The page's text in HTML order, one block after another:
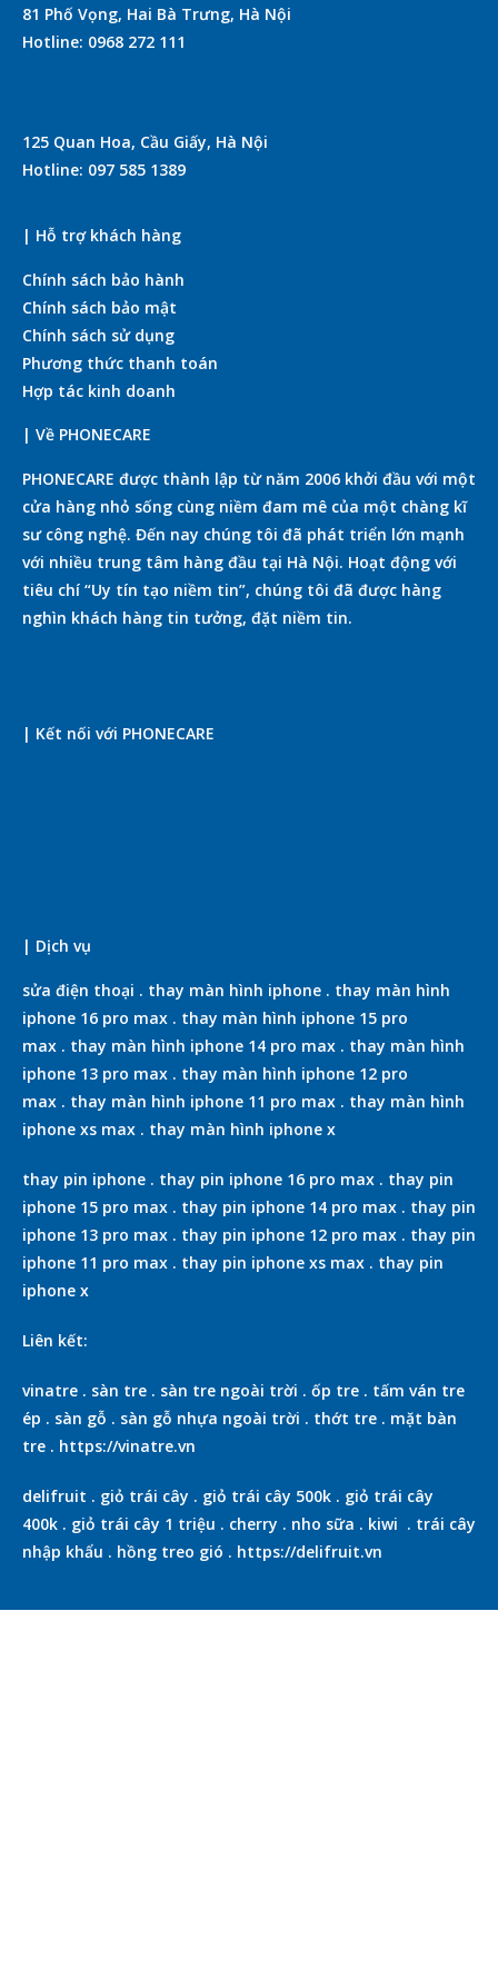
81 Phố Vọng, Hai Bà Trưng, Hà Nội
Hotline: 0968 272 111
125 Quan Hoa, Cầu Giấy, Hà Nội
Hotline: 097 585 1389
| Hỗ trợ khách hàng
Chính sách bảo hành
Chính sách bảo mật
Chính sách sử dụng
Phương thức thanh toán
Hợp tác kinh doanh
| Về PHONECARE
PHONECARE được thành lập từ năm 2006 khởi đầu với một
cửa hàng nhỏ sống cùng niềm đam mê của một chàng kĩ
sư công nghệ. Đến nay chúng tôi đã phát triển lớn mạnh
với nhiều trung tâm hàng đầu tại Hà Nội. Hoạt động với
tiêu chí “Uy tín tạo niềm tin”, chúng tôi đã được hàng
nghìn khách hàng tin tưởng, đặt niềm tin.
| Kết nối với PHONECARE
| Dịch vụ
sửa điện thoại . thay màn hình iphone . thay màn hình
iphone 16 pro max . thay màn hình iphone 15 pro
max . thay màn hình iphone 14 pro max . thay màn hình
iphone 13 pro max . thay màn hình iphone 12 pro
max . thay màn hình iphone 11 pro max . thay màn hình
iphone xs max . thay màn hình iphone x
thay pin iphone . thay pin iphone 16 pro max . thay pin
iphone 15 pro max . thay pin iphone 14 pro max . thay pin
iphone 13 pro max . thay pin iphone 12 pro max . thay pin
iphone 11 pro max . thay pin iphone xs max . thay pin
iphone x
Liên kết:
vinatre . sàn tre . sàn tre ngoài trời . ốp tre . tấm ván tre
ép . sàn gỗ . sàn gỗ nhựa ngoài trời . thớt tre . mặt bàn
tre . https://vinatre.vn
delifruit . giỏ trái cây . giỏ trái cây 500k . giỏ trái cây
400k . giỏ trái cây 1 triệu . cherry . nho sữa . kiwi . trái cây
nhập khẩu . hồng treo gió . https://delifruit.vn